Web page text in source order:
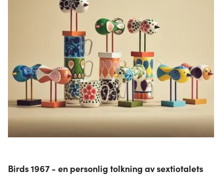
Birds 1967 - en personlig tolkning av sextiotalets